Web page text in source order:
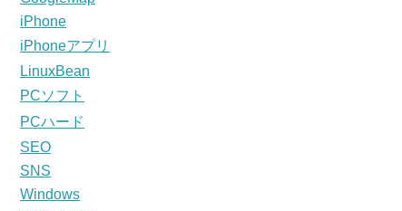
iPhone
iPhoneアプリ
LinuxBean
PCソフト
PCハード
SEO
SNS
Windows